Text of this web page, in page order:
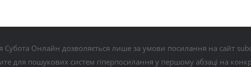
Субота Онлайн дозволяється лише за умови посилання на сайт
для пошукових систем гіперпосилання у першому абзаці на